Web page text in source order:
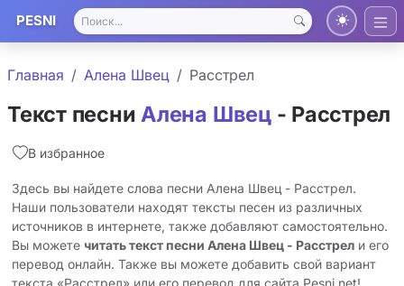
PESNI
Главная Алена Швец Расстрел
Текст песни Алена Швец- Расстрел
В избранное
Здесь вы найдете слова песни Алена Швец - Расстрел.
Наши пользователи находят тексты песен из различных
источников в интернете, также добавляют самостоятельно.
Вы можете читать текст песни Алена Швец - Расстрел и его
перевод онлайн. Также вы можете добавить свой вариант
текста «Расстрел» или его перевод для сайта Pesni.net!